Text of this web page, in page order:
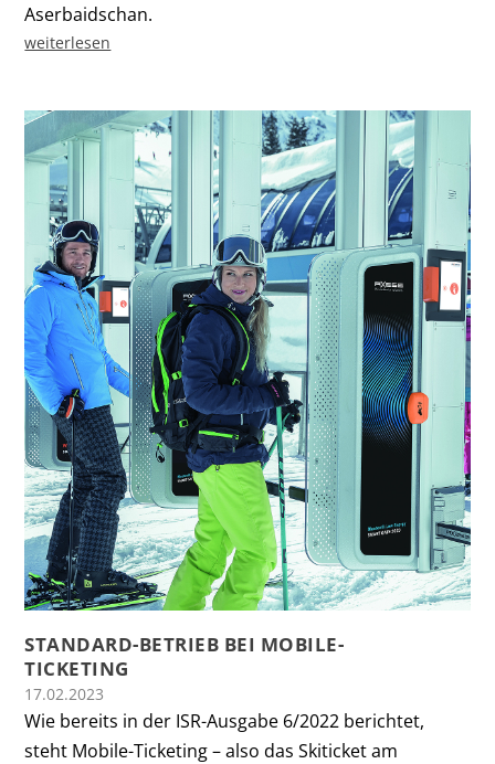
Aserbaidschan.
weiterlesen
STANDARD-BETRIEB BEI MOBILE-
TICKETING
17.02.2023
Wie bereits in der ISR-Ausgabe 6/2022 berichtet,
steht Mobile-Ticketing – also das Skiticket am